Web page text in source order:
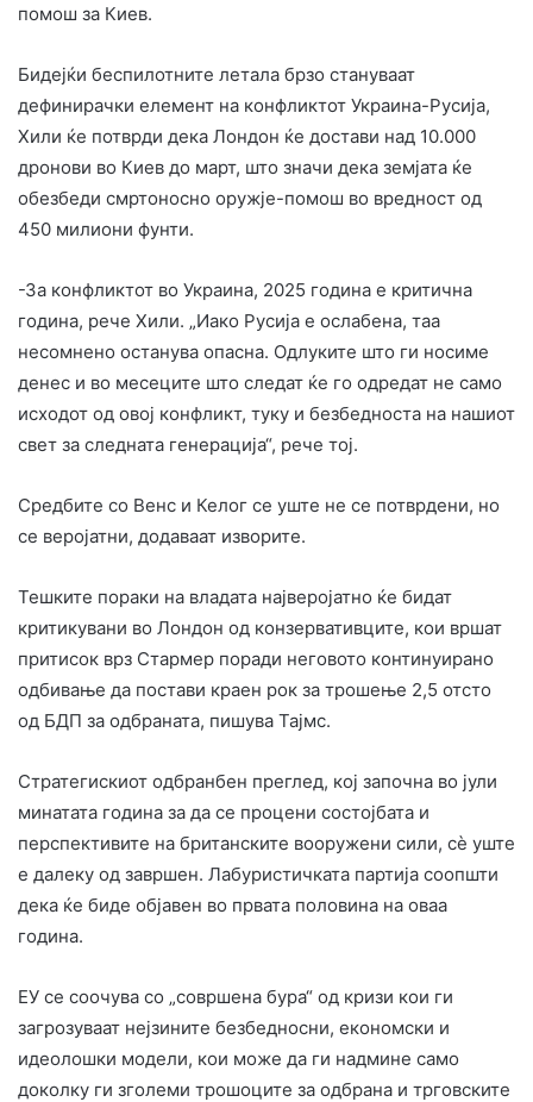
помош за Киев.
Бидејќи беспилотните летала брзо стануваат
дефинирачки елемент на конфликтот Украина-Русија,
Хили ќе потврди дека Лондон ќе достави над 10.000
дронови во Киев до март, што значи дека земјата ќе
обезбеди смртоносно оружје-помош во вредност од
450 милиони фунти.
-За конфликтот во Украина, 2025 година е критична
година, рече Хили. „Иако Русија е ослабена, таа
несомнено останува опасна. Одлуките што ги носиме
денес и во месеците што следат ќе го одредат не само
исходот од овој конфликт, туку и безбедноста на нашиот
свет за следната генерација“, рече тој.
Средбите со Венс и Келог се уште не се потврдени, но
се веројатни, додаваат изворите.
Тешките пораки на владата најверојатно ќе бидат
критикувани во Лондон од конзервативците, кои вршат
притисок врз Стармер поради неговото континуирано
одбивање да постави краен рок за трошење 2,5 отсто
од БДП за одбраната, пишува Тајмс.
Стратегискиот одбранбен преглед, кој започна во јули
минатата година за да се процени состојбата и
перспективите на британските вооружени сили, сè уште
е далеку од завршен. Лабуристичката партија соопшти
дека ќе биде објавен во првата половина на оваа
година.
ЕУ се соочува со „совршена бура“ од кризи кои ги
загрозуваат нејзините безбедносни, економски и
идеолошки модели, кои може да ги надмине само
доколку ги зголеми трошоците за одбрана и трговските